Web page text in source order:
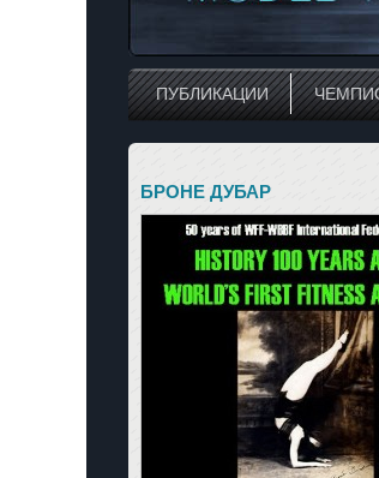
ПУБЛИКАЦИИ
БРОНЕ ДУБАР